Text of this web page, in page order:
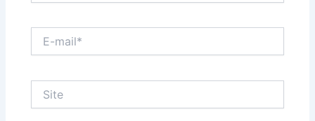
mail*